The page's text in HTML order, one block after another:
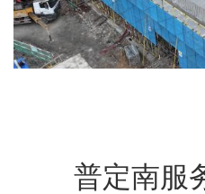
普定南服务